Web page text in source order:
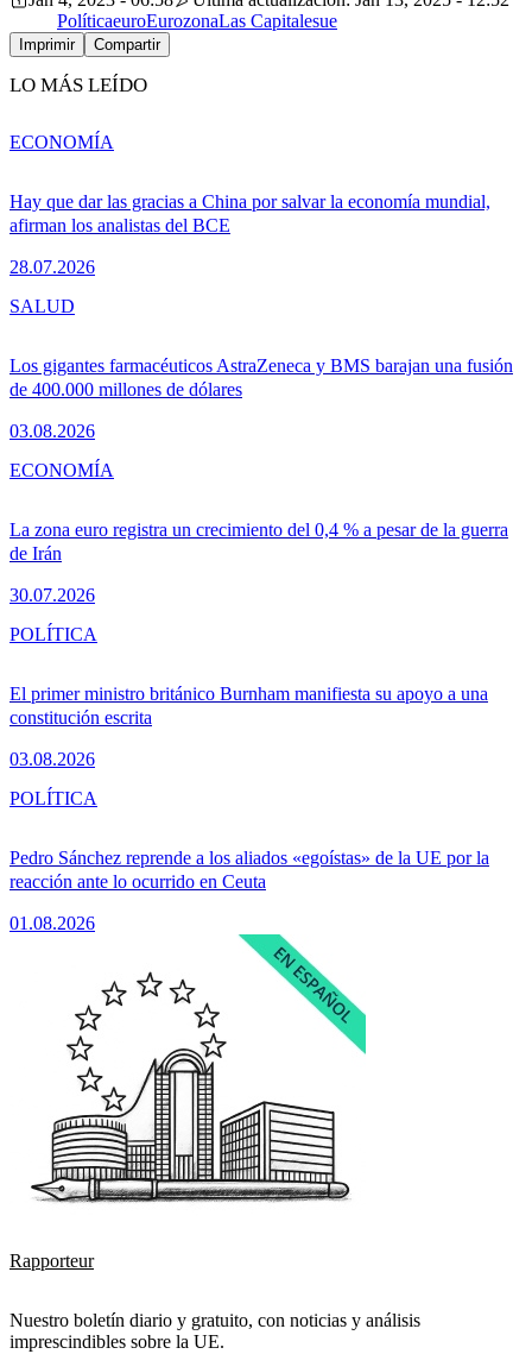
PolíticaeuroEurozonaLas Capitalesue
Imprimir Compartir
LO MÁS LEÍDO
Hay que dar las gracias a China por salvar la economía mundial,
afirman los analistas del BCE
28.07.2026
ECONOMÍA
Los gigantes farmacéuticos AstraZeneca y BMS barajan una fusión
de 400.000 millones de dólares
03.08.2026
SALUD
La zona euro registra un crecimiento del 0,4 % a pesar de la guerra
de Irán
30.07.2026
ECONOMÍA
El primer ministro británico Burnham manifiesta su apoyo a una
constitución escrita
03.08.2026
POLÍTICA
Pedro Sánchez reprende a los aliados «egoístas» de la UE por la
reacción ante lo ocurrido en Ceuta
01.08.2026
POLÍTICA
Rapporteur
Nuestro boletín diario y gratuito, con noticias y análisis
imprescindibles sobre la UE.